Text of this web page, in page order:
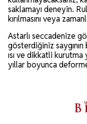
saklamayı deneyin.
kırılmasını veya
Astarlı seccadenize
gösterdiğiniz saygının
ısı ve dikkatli
yıllar boyunca